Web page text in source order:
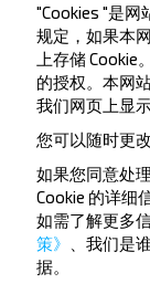
Voenkomat
Leshoz
想要更
吗？
"Cookies "是
规定，如果本
上存储
的授权。本网
我们网页上显
您可以随时更
如果您同意处
Cookie 的详细
如需了解更多
策》
、我们是
据。